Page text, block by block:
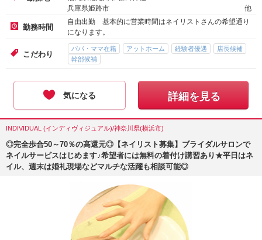
兵庫県姫路市
他
勤務時間
自由出勤 基本的に営業時間はネイリストさんの希望通り
になります。
こだわり
パパ・ママ在籍 アットホーム 経験者優遇
店長候補
幹部候補
気になる 詳細を見る
INDIVIDUAL (インディヴィジュアル)/神奈川県(横浜市)
◎完全歩合50～70％の高還元◎【ネイリスト募集】ブライダルサロンで
ネイルサービスはじめます♪希望者には無料の着付け講習あり★平日はネ
イル、週末は婚礼現場などマルチな活躍も相談可能◎